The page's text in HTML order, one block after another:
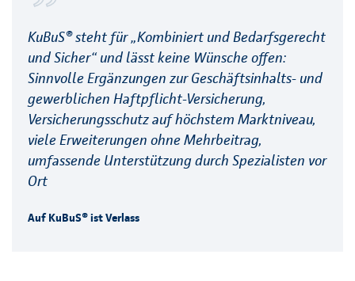
KuBuS® steht für „Kombiniert und Bedarfsgerecht
und Sicher“ und lässt keine Wünsche offen:
Sinnvolle Ergänzungen zur Geschäftsinhalts- und
gewerblichen Haftpflicht-Versicherung,
Versicherungsschutz auf höchstem Marktniveau,
viele Erweiterungen ohne Mehrbeitrag,
umfassende Unterstützung durch Spezialisten vor
Ort
Auf KuBuS® ist Verlass